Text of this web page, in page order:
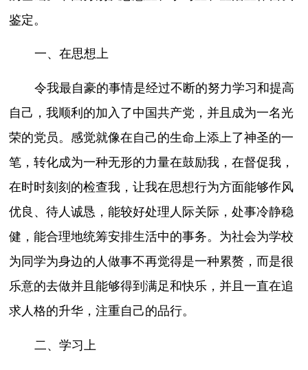
鉴定。
一、在思想上
令我最自豪的事情是经过不断的努力学习和提高
自己，我顺利的加入了中国共产党，并且成为一名光
荣的党员。感觉就像在自己的生命上添上了神圣的一
笔，转化成为一种无形的力量在鼓励我，在督促我，
在时时刻刻的检查我，让我在思想行为方面能够作风
优良、待人诚恳，能较好处理人际关际，处事冷静稳
健，能合理地统筹安排生活中的事务。为社会为学校
为同学为身边的人做事不再觉得是一种累赘，而是很
乐意的去做并且能够得到满足和快乐，并且一直在追
求人格的升华，注重自己的品行。
二、学习上